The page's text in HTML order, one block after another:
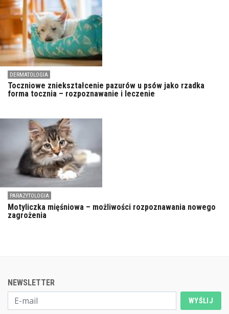
DERMATOLOGIA
Toczniowe zniekształcenie pazurów u psów jako rzadka
forma tocznia – rozpoznawanie i leczenie
PARAZYTOLOGIA
Motyliczka mięśniowa – możliwości rozpoznawania nowego
zagrożenia
NEWSLETTER
WYŚLIJ